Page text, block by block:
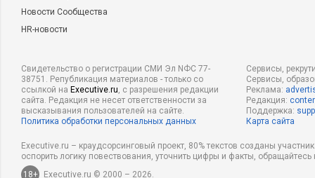
Новости Сообщества
HR-новости
Свидетельство о регистрации СМИ Эл NФС 77-
38751. Републикация материалов - только со
ссылкой на Executive.ru, с разрешения редакции
сайта. Редакция не несет ответственности за
высказывания пользователей на сайте.
Политика обработки персональных данных
Сервисы,
Сервисы,
Реклама:
Редакция:
Поддержка:
Карта сайта
Executive.ru – краудсорсинговый проект, 80% текстов созданы
оспорить логику повествования, уточнить цифры и факты,
18+
Executive.ru © 2000 – 2026.